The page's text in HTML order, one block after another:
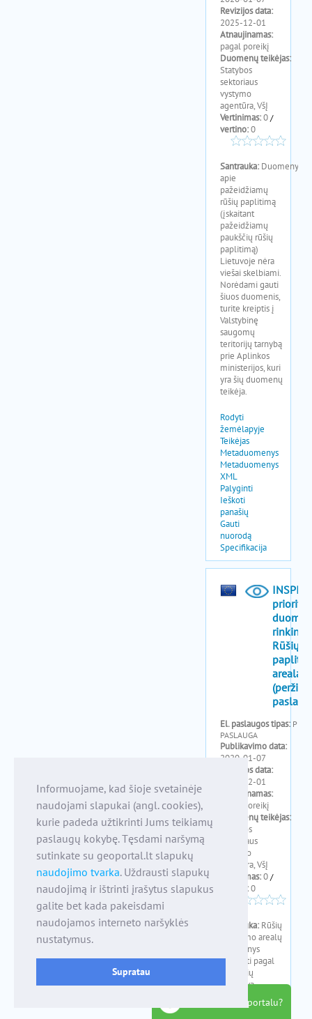
Informuojame, kad šioje svetainėje
naudojami slapukai (angl. cookies),
kurie padeda užtikrinti Jums teikiamų
paslaugų kokybę. Tęsdami naršymą
sutinkate su geoportal.lt slapukų
naudojimo tvarka. Uždrausti slapukų
naudojimą ir ištrinti įrašytus slapukus
galite bet kada pakeisdami
naudojamos interneto naršyklės
nustatymus.
Supratau
kaip naudotis portalu?